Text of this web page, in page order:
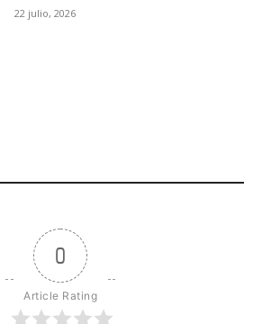
22 julio, 2026
0
Article Rating